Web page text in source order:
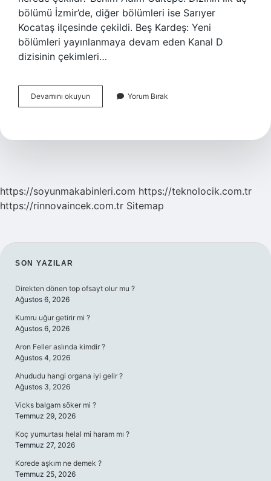
bölümü İzmir’de, diğer bölümleri ise Sarıyer
Kocataş ilçesinde çekildi. Beş Kardeş: Yeni
bölümleri yayınlanmaya devam eden Kanal D
dizisinin çekimleri…
Devamını okuyun
Kardeş
Yorum Bırak
https://soyunmakabinleri.com https://teknolocik.com.tr
https://rinnovaincek.com.tr Sitemap
SIDEBAR
SON YAZILAR
Direkten dönen top ofsayt olur mu ?
Ağustos 6, 2026
Kumru uğur getirir mi ?
Ağustos 6, 2026
Aron Feller aslında kimdir ?
Ağustos 4, 2026
Ahududu hangi organa iyi gelir ?
Ağustos 3, 2026
Vicks balgam söker mi ?
Temmuz 29, 2026
Koç yumurtası helal mi haram mı ?
Temmuz 27, 2026
Korede aşkım ne demek ?
Temmuz 25, 2026